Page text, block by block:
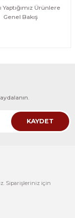
Yaptığımız Ürünlere
Genel Bakış
KAYDET
Siparişleriniz için